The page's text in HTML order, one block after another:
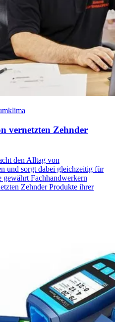
vernetzten Zehnder
den Alltag von
und sorgt dabei gleichzeitig für
gewährt Fachhandwerkern
Zehnder Produkte ihrer